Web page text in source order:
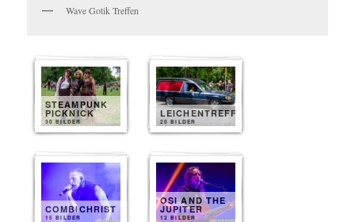
Wave Gotik Treffen
STEAMPUNK
PICKNICK
30 BILDER
LEICHENTREFF
20 BILDER
COMBICHRIST
15 BILDER
OSI AND THE
JUPITER
12 BILDER